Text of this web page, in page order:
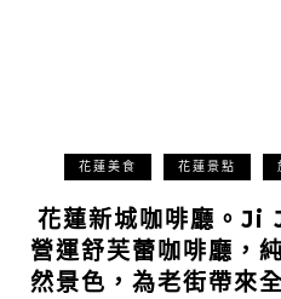
花蓮美食 花蓮景點
花蓮新城咖啡廳。
營運舒芙蕾咖啡廳，
然景色，為老街帶來